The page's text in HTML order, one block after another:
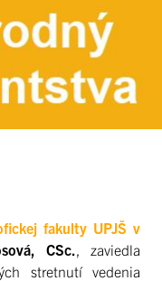
fakulty UPJŠ v
CSc.
, zaviedla
stretnutí vedenia